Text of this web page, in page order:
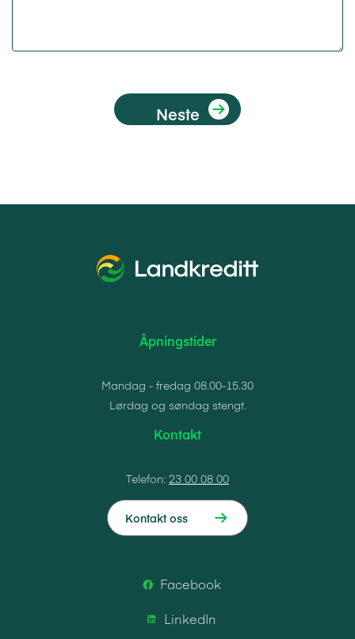
Neste
Facebook
LinkedIn
Åpningstider
Mandag - fredag 08.00-15.30
Lørdag og søndag stengt.
Kontakt
Telefon: 23 00 08 00
Kontakt oss